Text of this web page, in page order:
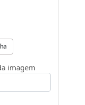
imagem